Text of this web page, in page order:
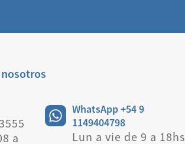
a
WhatsApp +54 9
1149404798
Lun a vie de 9 a 18hs